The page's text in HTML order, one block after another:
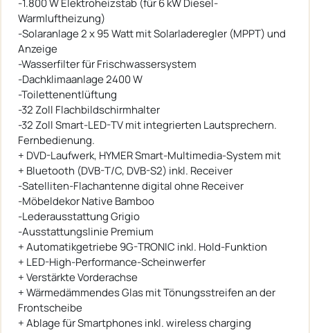
Warmluftheizung)
-Solaranlage 2 x 95 Watt mit Solarladeregler (MPPT) und
Anzeige
-Wasserfilter für Frischwassersystem
-Dachklimaanlage 2400 W
-Toilettenentlüftung
-32 Zoll Flachbildschirmhalter
-32 Zoll Smart-LED-TV mit integrierten Lautsprechern.
Fernbedienung.
+ DVD-Laufwerk, HYMER Smart-Multimedia-System mit
+ Bluetooth (DVB-T/C, DVB-S2) inkl. Receiver
-Satelliten-Flachantenne digital ohne Receiver
-Möbeldekor Native Bamboo
-Lederausstattung Grigio
-Ausstattungslinie Premium
+ Automatikgetriebe 9G-TRONIC inkl. Hold-Funktion
+ LED-High-Performance-Scheinwerfer
+ Verstärkte Vorderachse
+ Wärmedämmendes Glas mit Tönungsstreifen an der
Frontscheibe
+ Ablage für Smartphones inkl. wireless charging